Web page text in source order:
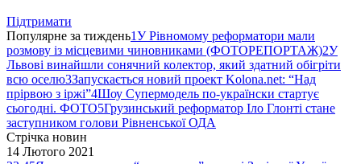
Підтримати
Популярне за тиждень1У Рівномому реформатори мали
розмову із місцевими чиновниками (ФОТОРЕПОРТАЖ)2У
Львові винайшли сонячний колектор, який здатний обігріти
всю оселю3Запускається новий проект Kolona.net: “Над
прірвою з іржі”4Шоу Супермодель по-українски стартує
сьогодні. ФОТО5Грузинський реформатор Іло Глонті стане
заступником голови Рівненської ОДА
Стрічка новин
14 Лютого 2021